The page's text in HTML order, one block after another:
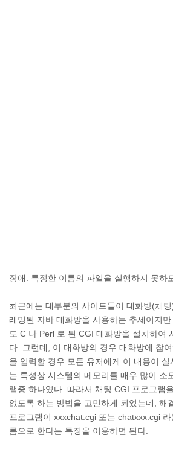
장애. 특정한 이름의 파일을 실행하지 못하
최근에는 대부분의 사이트들이 대화방(채
래밍된 자바 대화방을 사용하는 추세이지
도 C 나 Perl 로 된 CGI 대화방을 설치하여
다. 그런데, 이 대화방의 경우 대화방에 참
을 입력할 경우 모든 유저에게 이 내용이
는 특성상 시스템의 메모리를 매우 많이 소
램중 하나였다. 따라서 채팅 CGI 프로그램
없도록 하는 방법을 고민하게 되었는데, 해
프로그램이 xxxchat.cgi 또는 chatxxx.cgi
름으로 한다는 특징을 이용하면 된다.